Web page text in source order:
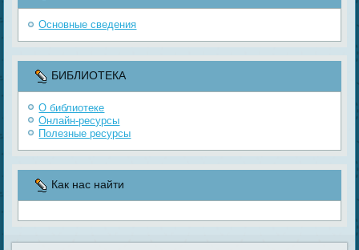
Основные сведения
БИБЛИОТЕКА
О библиотеке
Онлайн-ресурсы
Полезные ресурсы
Как нас найти